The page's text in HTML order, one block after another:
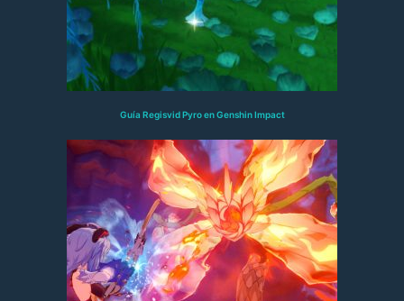
Guía Regisvid Pyro en Genshin Impact